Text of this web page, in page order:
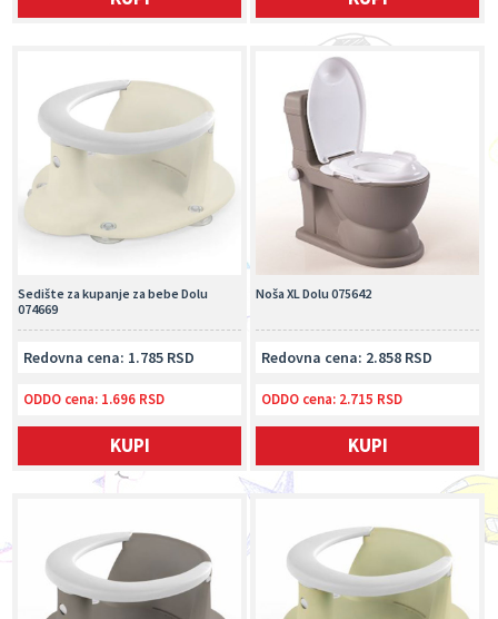
Noša XL Dolu 075642
Redovna cena: 2.858 RSD
ODDO cena: 2.715 RSD
KUPI
Sedište za kupanje za bebe Dolu
074669
Redovna cena: 1.785 RSD
ODDO cena: 1.696 RSD
KUPI